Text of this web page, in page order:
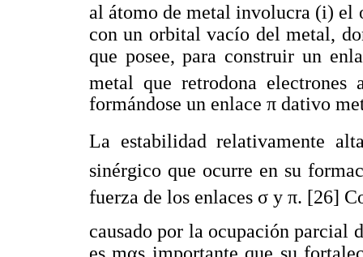
al átomo de metal involucra (i)
con un orbital vacío del metal,
que posee, para construir un
metal que retrodona
formándose un enlace π dativo
La estabilidad relativamente
sinérgico que ocurre en su
fuerza de los enlaces σ y π. [26]
causado por la ocupación parcial